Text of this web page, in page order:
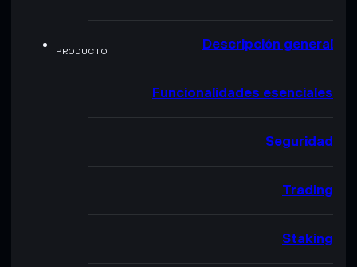
PRODUCTO Descripción general
Funcionalidades esenciales
Seguridad
Trading
Staking